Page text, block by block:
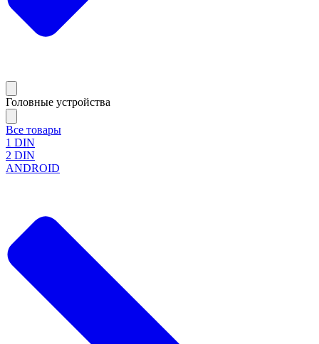
Головные устройства
Все товары
1 DIN
2 DIN
ANDROID